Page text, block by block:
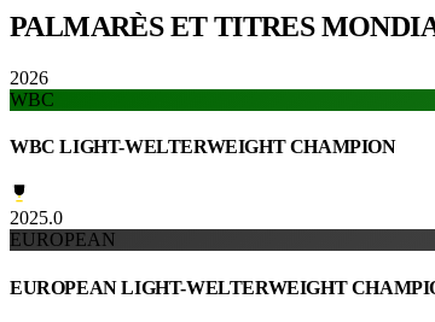
PALMARÈS ET TITRES
2026
WBC
WBC LIGHT-WELTERWEIGHT CHAMPION
2025.0
EUROPEAN
EUROPEAN LIGHT-WELTERWEIGHT